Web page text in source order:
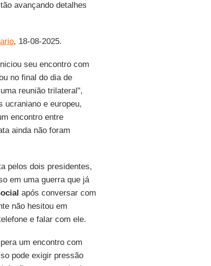
avançando detalhes
, 18-08-2025.
seu encontro com
no final do dia de
reunião trilateral",
ucraniano e europeu,
encontro entre
ainda não foram
pelos dois presidentes,
em uma guerra que já
após conversar com
não hesitou em
e falar com ele.
um encontro com
pode exigir pressão